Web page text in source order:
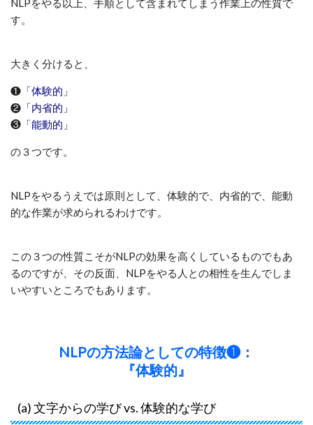
NLPをやる以上、手順として含まれてしまう作業上の性質で
す。
大きく分けると、
❶ 「体験的」
❷ 「内省的」
❸ 「能動的」
の３つです。
NLPをやるうえでは原則として、体験的で、内省的で、能動
的な作業が求められるわけです。
この３つの性質こそがNLPの効果を高くしているものでもあ
るのですが、その反面、NLPをやる人との相性を生んでしま
いやすいところでもあります。
NLPの方法論としての特徴❶：
『体験的』
(a) 文字からの学び vs. 体験的な学び